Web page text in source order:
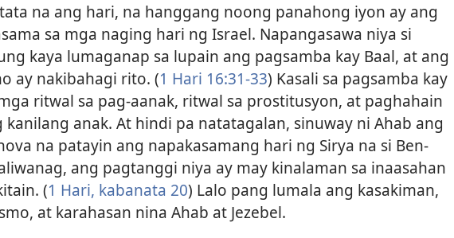
na ang hari, na hanggang noong panahong iyon ay ang
sa mga naging hari ng Israel. Napangasawa niya si
kaya lumaganap sa lupain ang pagsamba kay Baal, at ang
ay nakibahagi rito. (1 Hari 16:31-33) Kasali sa pagsamba kay
ritwal sa pag-aanak, ritwal sa prostitusyon, at paghahain
kanilang anak. At hindi pa natatagalan, sinuway ni Ahab ang
na patayin ang napakasamang hari ng Sirya na si Ben-
ang pagtanggi niya ay may kinalaman sa inaasahan
(1 Hari, kabanata 20) Lalo pang lumala ang kasakiman,
at karahasan nina Ahab at Jezebel.